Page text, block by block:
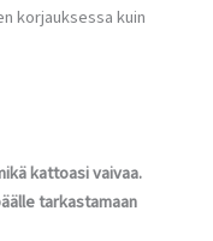
korjauksessa kuin
kattoasi vaivaa.
tarkastamaan